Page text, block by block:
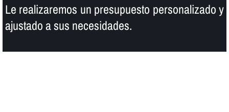
Le realizaremos un presupuesto personalizado y
ajustado a sus necesidades.